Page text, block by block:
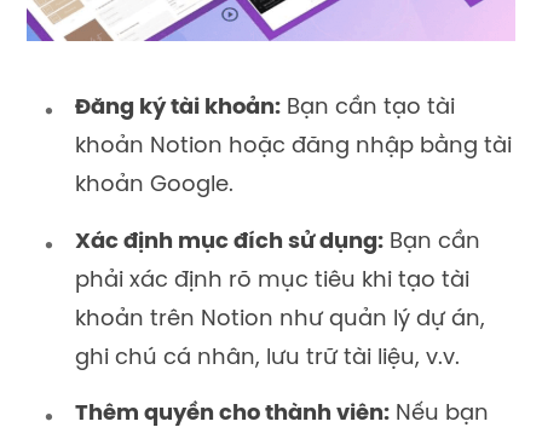
Đăng ký tài khoản: Bạn cần tạo tài
khoản Notion hoặc đăng nhập bằng tài
khoản Google.
Xác định mục đích sử dụng: Bạn cần
phải xác định rõ mục tiêu khi tạo tài
khoản trên Notion như quản lý dự án,
ghi chú cá nhân, lưu trữ tài liệu, v.v.
Thêm quyền cho thành viên: Nếu bạn